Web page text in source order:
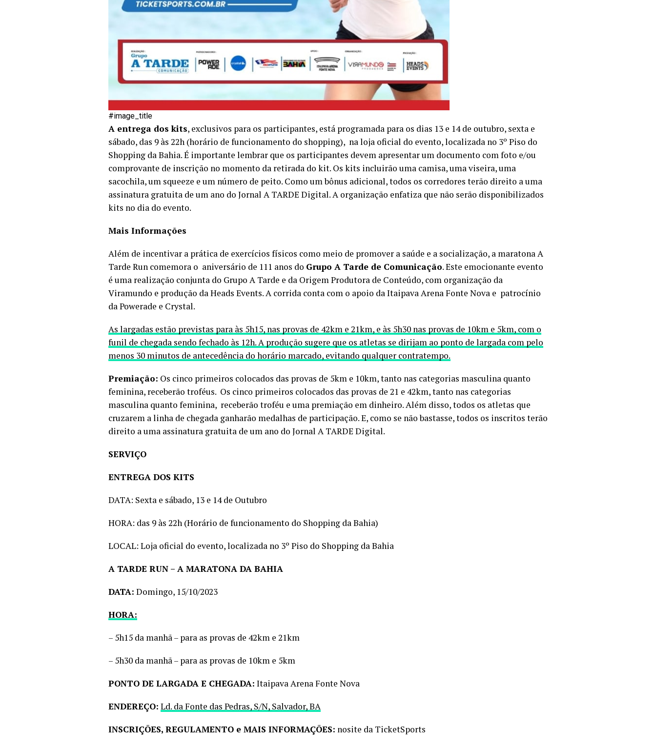
#image_title
A entrega dos kits, exclusivos para os participantes, está programada para os dias 13 e 14 de outubro, sexta e
sábado, das 9 às 22h (horário de funcionamento do shopping), na loja oficial do evento, localizada no 3º Piso do
Shopping da Bahia. É importante lembrar que os participantes devem apresentar um documento com foto e/ou
comprovante de inscrição no momento da retirada do kit. Os kits incluirão uma camisa, uma viseira, uma
sacochila, um squeeze e um número de peito. Como um bônus adicional, todos os corredores terão direito a uma
assinatura gratuita de um ano do Jornal A TARDE Digital. A organização enfatiza que não serão disponibilizados
kits no dia do evento.
Mais Informações
Além de incentivar a prática de exercícios físicos como meio de promover a saúde e a socialização, a maratona A
Tarde Run comemora o aniversário de 111 anos do Grupo A Tarde de Comunicação. Este emocionante evento
é uma realização conjunta do Grupo A Tarde e da Origem Produtora de Conteúdo, com organização da
Viramundo e produção da Heads Events. A corrida conta com o apoio da Itaipava Arena Fonte Nova e patrocínio
da Powerade e Crystal.
As largadas estão previstas para às 5h15, nas provas de 42km e 21km, e às 5h30 nas provas de 10km e 5km, com o
funil de chegada sendo fechado às 12h. A produção sugere que os atletas se dirijam ao ponto de largada com pelo
menos 30 minutos de antecedência do horário marcado, evitando qualquer contratempo.
Premiação: Os cinco primeiros colocados das provas de 5km e 10km, tanto nas categorias masculina quanto
feminina, receberão troféus. Os cinco primeiros colocados das provas de 21 e 42km, tanto nas categorias
masculina quanto feminina, receberão troféu e uma premiação em dinheiro. Além disso, todos os atletas que
cruzarem a linha de chegada ganharão medalhas de participação. E, como se não bastasse, todos os inscritos terão
direito a uma assinatura gratuita de um ano do Jornal A TARDE Digital.
SERVIÇO
ENTREGA DOS KITS
DATA: Sexta e sábado, 13 e 14 de Outubro
HORA: das 9 às 22h (Horário de funcionamento do Shopping da Bahia)
LOCAL: Loja oficial do evento, localizada no 3º Piso do Shopping da Bahia
A TARDE RUN – A MARATONA DA BAHIA
DATA: Domingo, 15/10/2023
HORA:
– 5h15 da manhã – para as provas de 42km e 21km
– 5h30 da manhã – para as provas de 10km e 5km
PONTO DE LARGADA E CHEGADA: Itaipava Arena Fonte Nova
ENDEREÇO: Ld. da Fonte das Pedras, S/N, Salvador, BA
INSCRIÇÕES, REGULAMENTO e MAIS INFORMAÇÕES: nosite da TicketSports